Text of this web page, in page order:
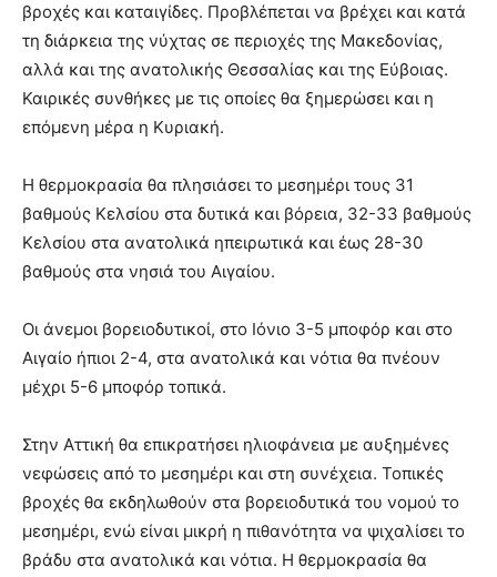
βροχές και καταιγίδες. Προβλέπεται να βρέχει και κατά
τη διάρκεια της νύχτας σε περιοχές της Μακεδονίας,
αλλά και της ανατολικής Θεσσαλίας και της Εύβοιας.
Καιρικές συνθήκες με τις οποίες θα ξημερώσει και η
επόμενη μέρα η Κυριακή.
Η θερμοκρασία θα πλησιάσει το μεσημέρι τους 31
βαθμούς Κελσίου στα δυτικά και βόρεια, 32-33 βαθμούς
Κελσίου στα ανατολικά ηπειρωτικά και έως 28-30
βαθμούς στα νησιά του Αιγαίου.
Οι άνεμοι βορειοδυτικοί, στο Ιόνιο 3-5 μποφόρ και στο
Αιγαίο ήπιοι 2-4, στα ανατολικά και νότια θα πνέουν
μέχρι 5-6 μποφόρ τοπικά.
Στην Αττική θα επικρατήσει ηλιοφάνεια με αυξημένες
νεφώσεις από το μεσημέρι και στη συνέχεια. Τοπικές
βροχές θα εκδηλωθούν στα βορειοδυτικά του νομού το
μεσημέρι, ενώ είναι μικρή η πιθανότητα να ψιχαλίσει το
βράδυ στα ανατολικά και νότια. Η θερμοκρασία θα